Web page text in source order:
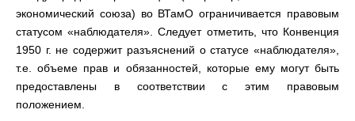
экономический союза) во ВТамО ограничивается правовым
статусом «наблюдателя». Следует отметить, что Конвенция
1950 г. не содержит разъяснений о статусе «наблюдателя»,
т.е. объеме прав и обязанностей, которые ему могут быть
предоставлены в соответствии с этим правовым
положением.